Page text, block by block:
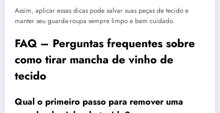
Assim, aplicar essas dicas pode salvar suas peças de tecido e
manter seu guarda-roupa sempre limpo e bem cuidado.
FAQ – Perguntas frequentes sobre
como tirar mancha de vinho de
tecido
Qual o primeiro passo para remover uma